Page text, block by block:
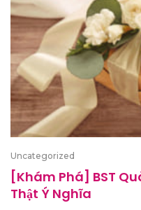
Uncategorized
[Khám Phá] BST
Thật Ý Nghĩa